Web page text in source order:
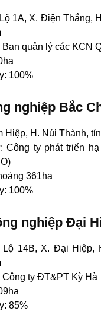
1A, X. Điện Thắng,
quản lý các KCN
100%
nghiệp Bắc
Hiệp, H. Núi Thành,
Công ty phát triển
361ha
100%
nghiệp Đại
Lộ 14B, X. Đại Hiệp,
ty ĐT&PT Kỳ Hà
85%